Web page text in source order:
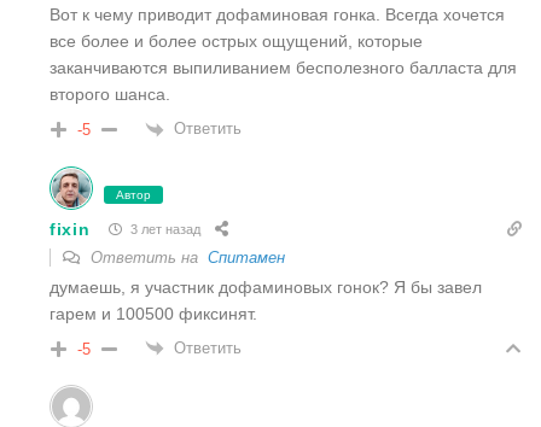
Вот к чему приводит дофаминовая гонка. Всегда хочется
все более и более острых ощущений, которые
заканчиваются выпиливанием бесполезного балласта для
второго шанса.
-5 Ответить
Автор
fixin 3 лет назад
Ответить на Спитамен
думаешь, я участник дофаминовых гонок? Я бы завел
гарем и 100500 фиксинят.
-5 Ответить